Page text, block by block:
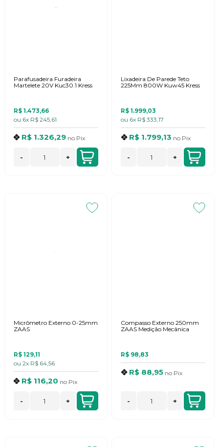
Parafusadeira Furadeira
Martelete 20V Kuc30.1 Kress
R$ 1.473,66
ou 6x R$ 245,61
R$ 1.326,29 no Pix
- +
Lixadeira De Parede Teto
225Mm 800W Kuw45 Kress
R$ 1.999,03
ou 6x R$ 333,17
R$ 1.799,13 no Pix
- +
Micrômetro Externo 0-25mm
ZAAS
R$ 129,11
ou 2x R$ 64,56
R$ 116,20 no Pix
- +
Compasso Externo 250mm
ZAAS Medição Mecânica
R$ 98,83
R$ 88,95 no Pix
- +